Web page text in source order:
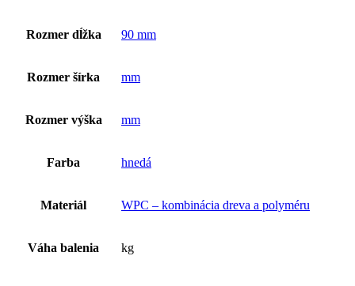
Rozmer dĺžka 90 mm
Rozmer šírka mm
Rozmer výška mm
Farba hnedá
Materiál WPC – kombinácia dreva a polyméru
Váha balenia kg